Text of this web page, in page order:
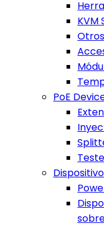
KVM
PoE